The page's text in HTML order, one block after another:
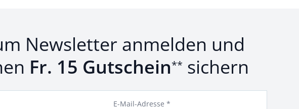
Newsletter anmelden und
Fr. 15 Gutschein** sichern
E-Mail-Adresse *